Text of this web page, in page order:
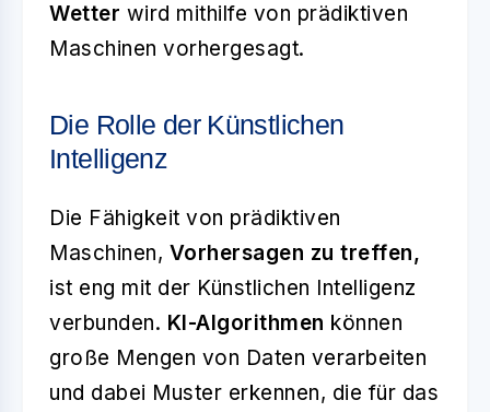
Wetter wird mithilfe von prädiktiven
Maschinen vorhergesagt.
Die Rolle der Künstlichen
Intelligenz
Die Fähigkeit von prädiktiven
Maschinen, Vorhersagen zu treffen,
ist eng mit der Künstlichen Intelligenz
verbunden. KI-Algorithmen können
große Mengen von Daten verarbeiten
und dabei Muster erkennen, die für das